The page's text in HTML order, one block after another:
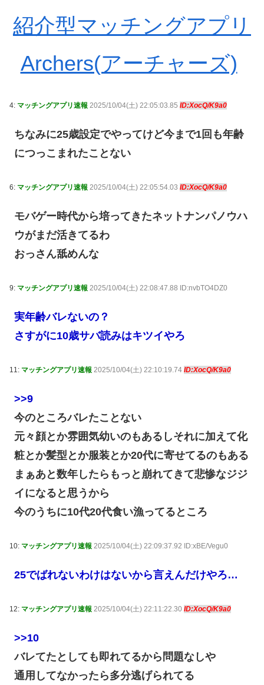
紹介型マッチングアプリ
Archers(アーチャーズ)
4: マッチングアプリ速報 2025/10/04(土) 22:05:03.85 ID:XocQ/K9a0
ちなみに25歳設定でやってけど今まで1回も年齢
につっこまれたことない
6: マッチングアプリ速報 2025/10/04(土) 22:05:54.03 ID:XocQ/K9a0
モバゲー時代から培ってきたネットナンパノウハ
ウがまだ活きてるわ
おっさん舐めんな
9: マッチングアプリ速報 2025/10/04(土) 22:08:47.88 ID:nvbTO4DZ0
実年齢バレないの？
さすがに10歳サバ読みはキツイやろ
11: マッチングアプリ速報 2025/10/04(土) 22:10:19.74 ID:XocQ/K9a0
>>9
今のところバレたことない
元々顔とか雰囲気幼いのもあるしそれに加えて化
粧とか髪型とか服装とか20代に寄せてるのもある
まぁあと数年したらもっと崩れてきて悲惨なジジ
イになると思うから
今のうちに10代20代食い漁ってるところ
10: マッチングアプリ速報 2025/10/04(土) 22:09:37.92 ID:xBE/Vegu0
25でばれないわけはないから言えんだけやろ…
12: マッチングアプリ速報 2025/10/04(土) 22:11:22.30 ID:XocQ/K9a0
>>10
バレてたとしても即れてるから問題なしや
通用してなかったら多分逃げられてる